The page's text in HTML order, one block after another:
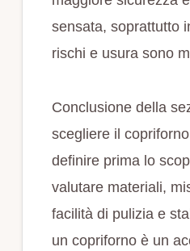
sensata, soprattutto
rischi e usura sono
Conclusione della
scegliere il
definire prima lo
valutare materiali,
facilità di pulizia e
un copriforno è un